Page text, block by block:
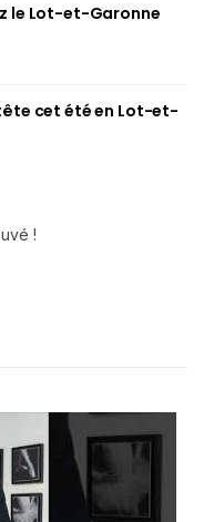
le Lot-et-Garonne
cet été en Lot-et-
!